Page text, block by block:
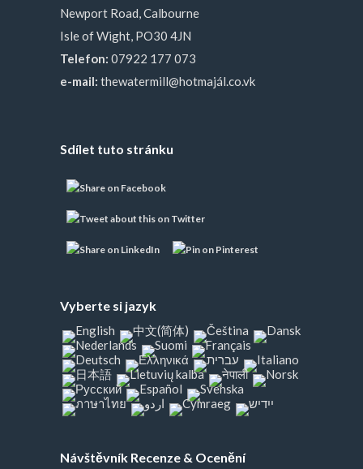
Newport Road, Calbourne
Isle of Wight, PO30 4JN
Telefon: 07922 177 073
e-mail: thewatermill@hotmajál.co.vk
Sdílet tuto stránku
Vyberte si jazyk
Návštěvník Recenze & Ocenění